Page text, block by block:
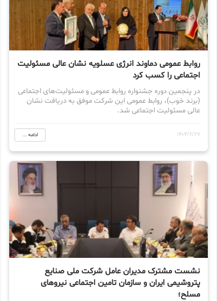
روابط عمومی دماوند انرژی عسلویه نشان عالی مسئولیت
اجتماعی را کسب کرد
در پنجمین دوره جشنواره روابط عمومی و مسئولیت‌های اجتماعی
(برند خوب)، روابط عمومی این شرکت موفق به دریافت نشان
عالی مسئولیت اجتماعی شد.
1404/6/27 ادامه ...
نشست مشترک مدیران عامل شرکت ملی صنایع
پتروشیمی ایران و سازمان تامین اجتماعی نیروهای
مسلح؛